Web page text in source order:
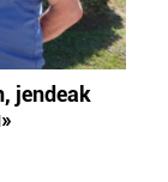
jendeak